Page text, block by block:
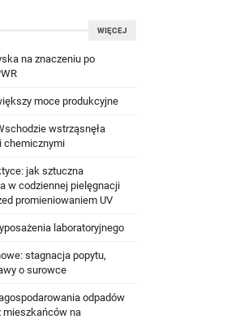
WIĘCEJ
na znaczeniu po
moce produkcyjne
wstrząsnęła
chemicznymi
jak sztuczna
w codziennej pielęgnacji
promieniowaniem UV
laboratoryjnego
stagnacja popytu,
o surowce
odpadów
mieszkańców na